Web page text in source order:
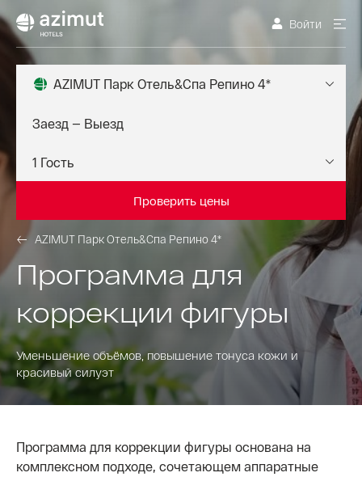
Войти
AZIMUT Парк Отель&Спа Репино 4*
Проверить цены
AZIMUT Парк Отель&Спа Репино 4*
Программа для
коррекции фигуры
Уменьшение объёмов, повышение тонуса кожи и
красивый силуэт
Программа для коррекции фигуры основана на
комплексном подходе, сочетающем аппаратные